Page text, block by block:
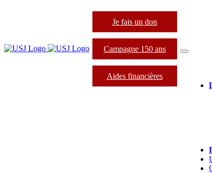
Je fais un don
Campagne 150 ans
Aides financières